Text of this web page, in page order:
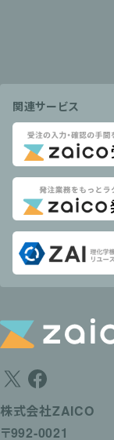
関連サービス
株式会社ZAICO
〒992-0021